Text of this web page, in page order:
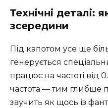
Технічні деталі:
зсередини
Під капотом усе ще
генерується
працює на частоті
частота — тим глибше
звучить як щось із